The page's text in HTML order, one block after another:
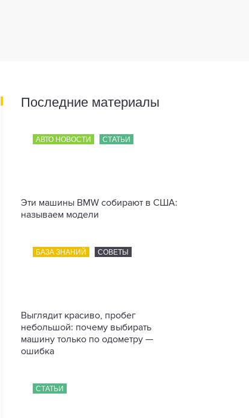
Последние материалы
АВТО НОВОСТИ СТАТЬИ
Эти машины BMW собирают в США:
называем модели
БАЗА ЗНАНИЙ СОВЕТЫ
Выглядит красиво, пробег
небольшой: почему выбирать
машину только по одометру —
ошибка
СТАТЬИ